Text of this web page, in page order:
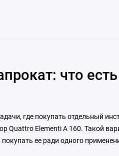
что
где покупать отдельный
Quattro Elementi A 160. Такой
ее ради одного